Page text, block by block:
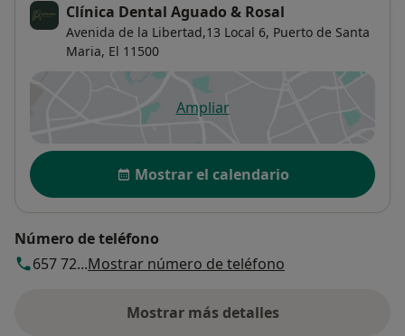
Clínica Dental Aguado & Rosal
Avenida de la Libertad,13 Local 6, Puerto de Santa
Maria, El 11500
Ampliarse abre en una nueva
Disponibilidad
Mostrar el calendario
Número de teléfono
657 72...Mostrar número de teléfono
Mostrar más detalles
sobre la dirección